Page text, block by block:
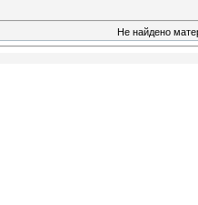
Не найдено